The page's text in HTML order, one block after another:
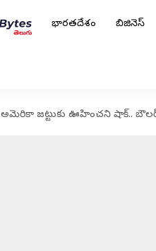
భారతదేశం బిజినెస్
అమెరికా జట్టుకు ఊహించని షాక్..